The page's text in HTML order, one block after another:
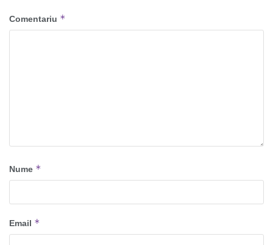
Comentariu *
Nume *
Email *